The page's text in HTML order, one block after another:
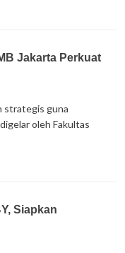
Jakarta Perkuat
strategis guna
oleh Fakultas
Siapkan